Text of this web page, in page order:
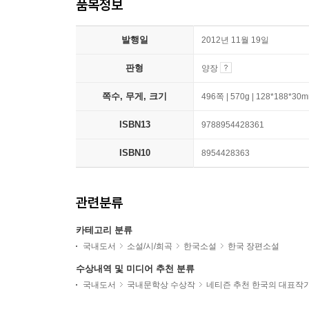
품목정보
발행일 2012년 11월 19일
판형 양장
쪽수, 무게, 크기 496쪽 | 570g |
ISBN13 9788954428361
ISBN10 8954428363
관련분류
카테고리 분류
국내도서 소설/시/희곡 한국소설 한국 장편소설
수상내역 및 미디어 추천 분류
국내도서 국내문학상 수상작 네티즌 추천 한국의 대표작